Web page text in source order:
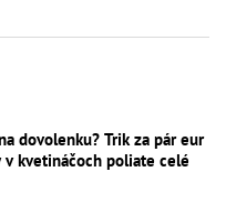
dovolenku? Trik za pár eur
kvetináčoch poliate celé